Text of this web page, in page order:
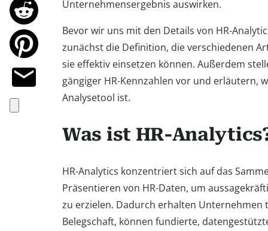
Unternehmensergebnis auswirken.
Bevor wir uns mit den Details von HR-
zunächst die Definition, die verschiedenen
sie effektiv einsetzen können. Außerdem
gängiger HR-Kennzahlen vor und erläutern,
Analysetool ist.
Was ist HR-
HR-Analytics konzentriert sich auf das
Präsentieren von HR-Daten, um
zu erzielen. Dadurch erhalten Unternehmen
Belegschaft, können fundierte,